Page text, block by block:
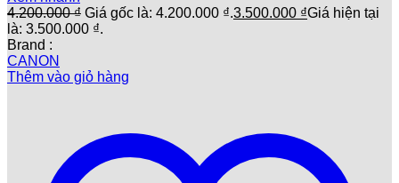
4.200.000₫ Giá gốc là: 4.200.000 ₫.3.500.000 ₫Giá hiện tại
là: 3.500.000 ₫.
Brand :
CANON
Thêm vào giỏ hàng